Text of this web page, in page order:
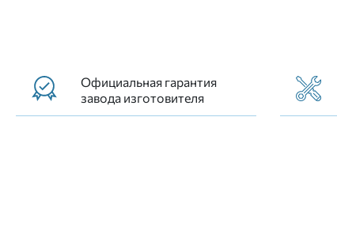
Официальная гарантия
завода изготовителя